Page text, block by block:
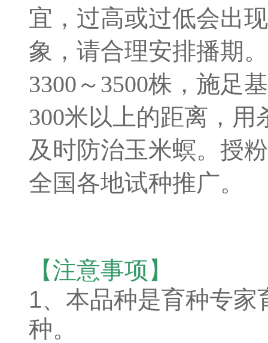
宜，过高或过低会出
象，请合理安排播期
3300～3500株，施足
300米以上的距离，
及时防治玉米螟。授
全国各地试种推广。
【注意事项】
1、本品种是育种专
种。